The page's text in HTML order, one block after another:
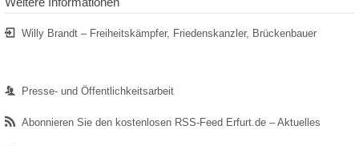
Willy Brandt – Freiheitskämpfer, Friedenskanzler, Brückenbauer
Presse- und Öffentlichkeitsarbeit
Abonnieren Sie den kostenlosen RSS-Feed Erfurt.de – Aktuelles